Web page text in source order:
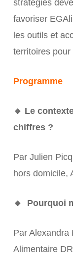
stratégies
favoriser
les outils et
territoires
Programme
🔸 Le
chiffres ?
Par Julien
hors domicile,
🔸 Pourquoi
Par Alexandra
Alimentaire